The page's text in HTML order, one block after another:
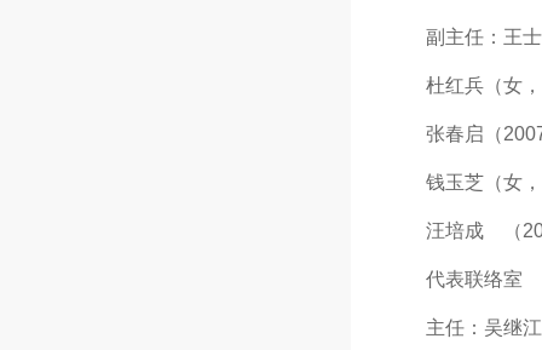
副主任：王士
杜红兵（女，
张春启（
钱玉芝（女，
汪培成 （
代表联络室
主任：吴继江